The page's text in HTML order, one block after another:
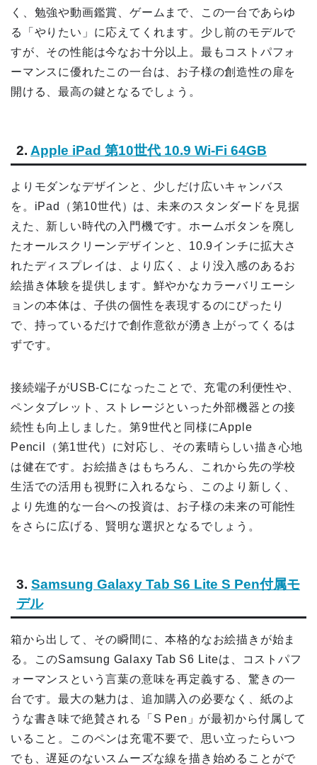
く、勉強や動画鑑賞、ゲームまで、この一台であらゆ
る「やりたい」に応えてくれます。少し前のモデルで
すが、その性能は今なお十分以上。最もコストパフォ
ーマンスに優れたこの一台は、お子様の創造性の扉を
開ける、最高の鍵となるでしょう。
2. Apple iPad 第10世代 10.9 Wi-Fi 64GB
よりモダンなデザインと、少しだけ広いキャンバス
を。iPad（第10世代）は、未来のスタンダードを見据
えた、新しい時代の入門機です。ホームボタンを廃し
たオールスクリーンデザインと、10.9インチに拡大さ
れたディスプレイは、より広く、より没入感のあるお
絵描き体験を提供します。鮮やかなカラーバリエーシ
ョンの本体は、子供の個性を表現するのにぴったり
で、持っているだけで創作意欲が湧き上がってくるは
ずです。
接続端子がUSB-Cになったことで、充電の利便性や、
ペンタブレット、ストレージといった外部機器との接
続性も向上しました。第9世代と同様にApple
Pencil（第1世代）に対応し、その素晴らしい描き心地
は健在です。お絵描きはもちろん、これから先の学校
生活での活用も視野に入れるなら、このより新しく、
より先進的な一台への投資は、お子様の未来の可能性
をさらに広げる、賢明な選択となるでしょう。
3. Samsung Galaxy Tab S6 Lite S Pen付属モ
デル
箱から出して、その瞬間に、本格的なお絵描きが始ま
る。このSamsung Galaxy Tab S6 Liteは、コストパフ
ォーマンスという言葉の意味を再定義する、驚きの一
台です。最大の魅力は、追加購入の必要なく、紙のよ
うな書き味で絶賛される「S Pen」が最初から付属して
いること。このペンは充電不要で、思い立ったらいつ
でも、遅延のないスムーズな線を描き始めることがで